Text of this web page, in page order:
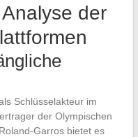
der
Schlüsselakteur im
der Olympischen
Garros bietet es